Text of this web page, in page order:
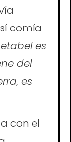
comía
es
del
es
con el